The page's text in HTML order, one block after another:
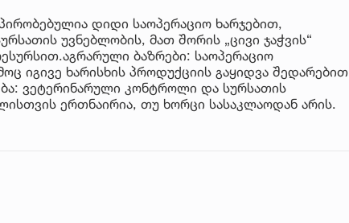
დიდი საოპერაციო ხარჯებით,
უვნებლობის, მათ შორის „ცივი ჯაჭვის“
ბაზრები: საოპერაციო
იგივე ხარისხის პროდუქციის გაყიდვა შედარებით
ვეტერინარული კონტროლი და სურსათის
ერთნაირია, თუ ხორცი სასაკლაოდან არის.